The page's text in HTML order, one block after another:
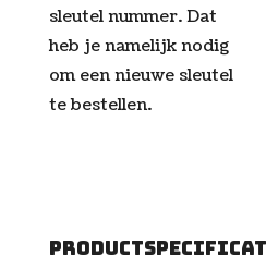
sleutel nummer. Dat
heb je namelijk nodig
om een nieuwe sleutel
te bestellen.